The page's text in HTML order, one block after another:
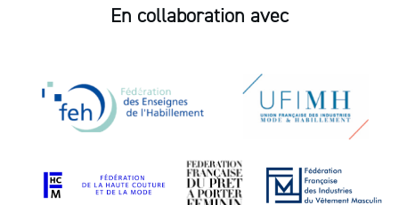
En collaboration avec